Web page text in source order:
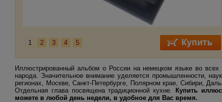
1 2 3 4 5
Иллюстрированный альбом о России на немецком языке во всех
народа. Значительное внимание уделяется промышленности,
регионах, Москве, Санкт-Петербурге, Полярном крае, Сибири,
Отдельная глава посвящена традиционной кухне. Купить
можете в любой день недели, в удобное для Вас время.